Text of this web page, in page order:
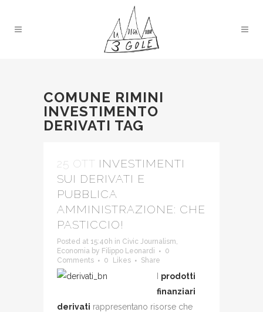
COMUNE RIMINI
INVESTIMENTO
DERIVATI TAG
25 OTT INVESTIMENTI
SUI DERIVATI E
PUBBLICA
AMMINISTRAZIONE: CHE
PASTICCIO!
Posted at 15:40h in Civic Journalism,
Economia by Filippo Leonardi
0
Comments
0 Likes Share
prodotti
finanziari
derivati rappresentano risorse che